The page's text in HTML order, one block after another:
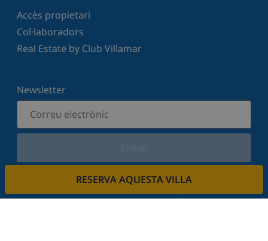
RESERVA AQUESTA VILLA
Accès propietari
Col·laboradors
Real Estate by Club Villamar
Newsletter
Subscriu-vos al nostre butlletí i estigues informat
de les últimes novetats i ofertes. Respectem la
vostra privadesa.